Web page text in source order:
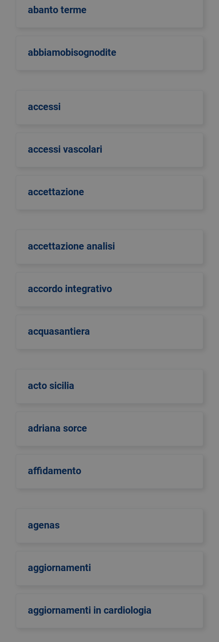
abanto terme
abbiamobisognodite
accessi
accessi vascolari
accettazione
accettazione analisi
accordo integrativo
acquasantiera
acto sicilia
adriana sorce
affidamento
agenas
aggiornamenti
aggiornamenti in cardiologia